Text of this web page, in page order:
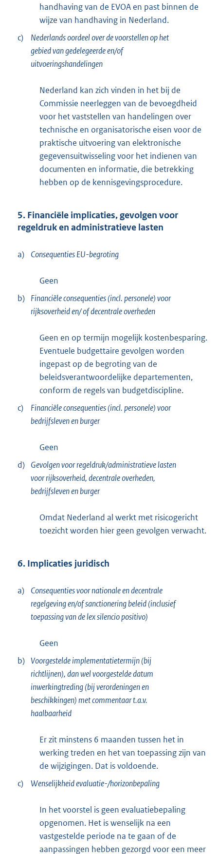
handhaving van de EVOA en past binnen de
wijze van handhaving in Nederland.
c)
Nederlands oordeel over de voorstellen op het
gebied van gedelegeerde en/of
uitvoeringshandelingen
Nederland kan zich vinden in het bij de
Commissie neerleggen van de bevoegdheid
voor het vaststellen van handelingen over
technische en organisatorische eisen voor de
praktische uitvoering van elektronische
gegevensuitwisseling voor het indienen van
documenten en informatie, die betrekking
hebben op de kennisgevingsprocedure.
5. Financiële implicaties, gevolgen voor
regeldruk en administratieve lasten
a) Consequenties EU-begroting
Geen
b) Financiële consequenties (incl. personele) voor
rijksoverheid en/ of decentrale overheden
Geen en op termijn mogelijk kostenbesparing.
Eventuele budgettaire gevolgen worden
ingepast op de begroting van de
beleidsverantwoordelijke departementen,
conform de regels van budgetdiscipline.
c)
Financiële consequenties (incl. personele) voor
bedrijfsleven en burger
Geen
d) Gevolgen voor regeldruk/administratieve lasten
voor rijksoverheid, decentrale overheden,
bedrijfsleven en burger
Omdat Nederland al werkt met risicogericht
toezicht worden hier geen gevolgen verwacht.
6. Implicaties juridisch
a)
Consequenties voor nationale en decentrale
regelgeving en/of sanctionering beleid (inclusief
toepassing van de lex silencio positivo)
Geen
b) Voorgestelde implementatietermijn (bij
richtlijnen), dan wel voorgestelde datum
inwerkingtreding (bij verordeningen en
beschikkingen) met commentaar t.a.v.
haalbaarheid
Er zit minstens 6 maanden tussen het in
werking treden en het van toepassing zijn van
de wijzigingen. Dat is voldoende.
c)
Wenselijkheid evaluatie-/horizonbepaling
In het voorstel is geen evaluatiebepaling
opgenomen. Het is wenselijk na een
vastgestelde periode na te gaan of de
aanpassingen hebben gezorgd voor een meer